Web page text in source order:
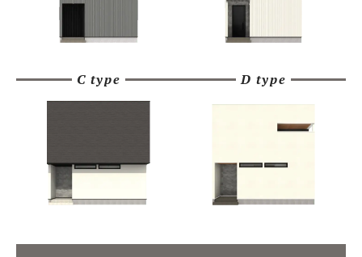
C type D type